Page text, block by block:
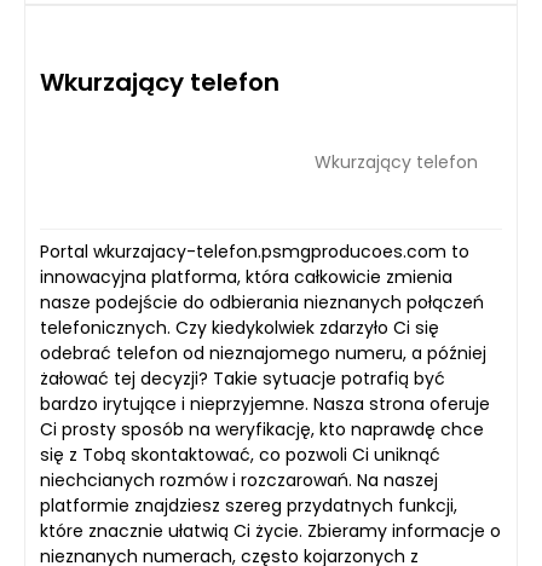
Wkurzający telefon
Wkurzający telefon
Portal wkurzajacy-telefon.psmgproducoes.com to
innowacyjna platforma, która całkowicie zmienia
nasze podejście do odbierania nieznanych połączeń
telefonicznych. Czy kiedykolwiek zdarzyło Ci się
odebrać telefon od nieznajomego numeru, a później
żałować tej decyzji? Takie sytuacje potrafią być
bardzo irytujące i nieprzyjemne. Nasza strona oferuje
Ci prosty sposób na weryfikację, kto naprawdę chce
się z Tobą skontaktować, co pozwoli Ci uniknąć
niechcianych rozmów i rozczarowań. Na naszej
platformie znajdziesz szereg przydatnych funkcji,
które znacznie ułatwią Ci życie. Zbieramy informacje o
nieznanych numerach, często kojarzonych z